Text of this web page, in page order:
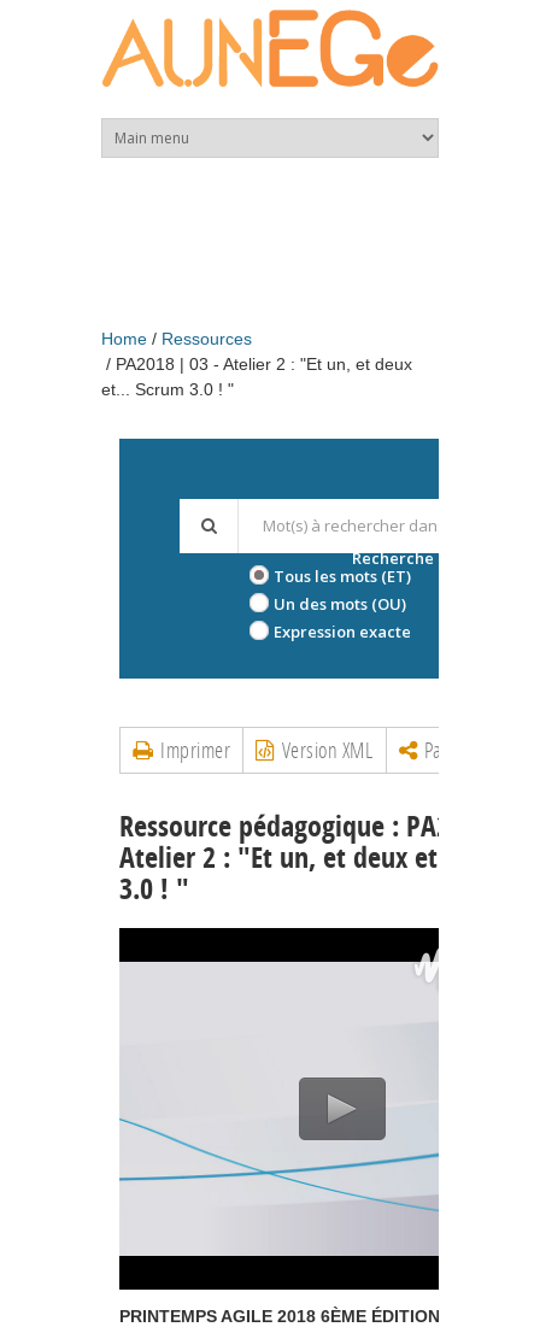
Home
Ressources
PA2018 | 03 - Atelier 2 : "Et un, et deux
et... Scrum 3.0 ! "
Tous les mots (ET)
Un des mots (OU)
Expression exacte
Recherche avancée
Imprimer Version XML Partager
Ressource pédagogique : PA2018 |
Atelier 2 : "Et un, et deux et... Scrum
3.0 ! "
PRINTEMPS AGILE 2018 6ÈME ÉDITION “Spécial